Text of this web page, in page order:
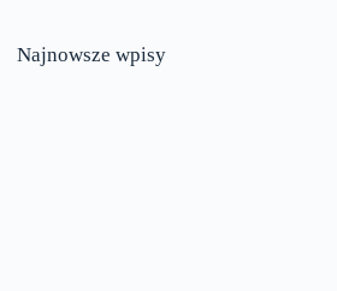
Najnowsze wpisy